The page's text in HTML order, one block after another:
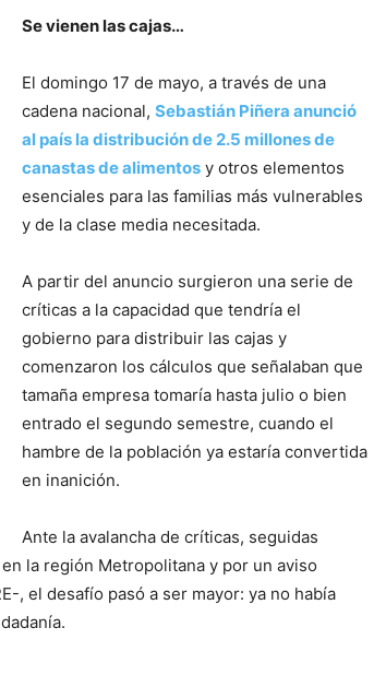
Se vienen las cajas…
El domingo 17 de mayo, a través de una
cadena nacional, Sebastián Piñera anunció
al país la distribución de 2.5 millones de
canastas de alimentos y otros elementos
esenciales para las familias más vulnerables
y de la clase media necesitada.
A partir del anuncio surgieron una serie de
críticas a la capacidad que tendría el
gobierno para distribuir las cajas y
comenzaron los cálculos que señalaban que
tamaña empresa tomaría hasta julio o bien
entrado el segundo semestre, cuando el
hambre de la población ya estaría convertida
en inanición.
Ante la avalancha de críticas, seguidas
la región Metropolitana y por un aviso
, el desafío pasó a ser mayor: ya no había